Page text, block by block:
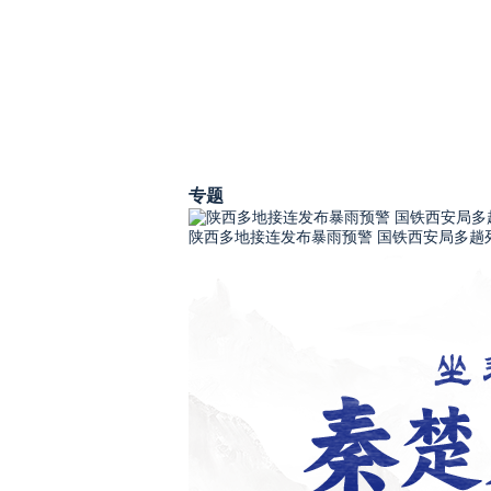
专题
陕西多地接连发布暴雨预警 国铁西安局多趟